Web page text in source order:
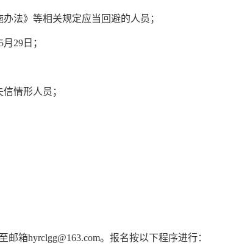
法》等相关规定应当回避的人员；
5月 29 日；
情形人员；
邮箱hyrclgg@163.com。 报名按以下程序进行：